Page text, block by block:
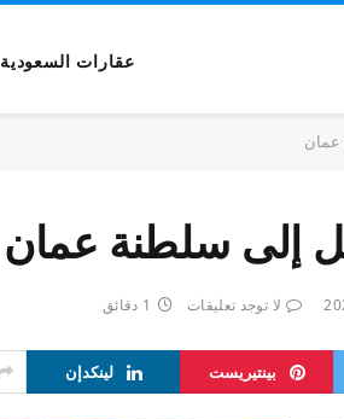
عقارات السعودية
عمان
إلى سلطنة عمان
لا توجد تعليقات 1 دقائق
بينتيريست لينكدإن